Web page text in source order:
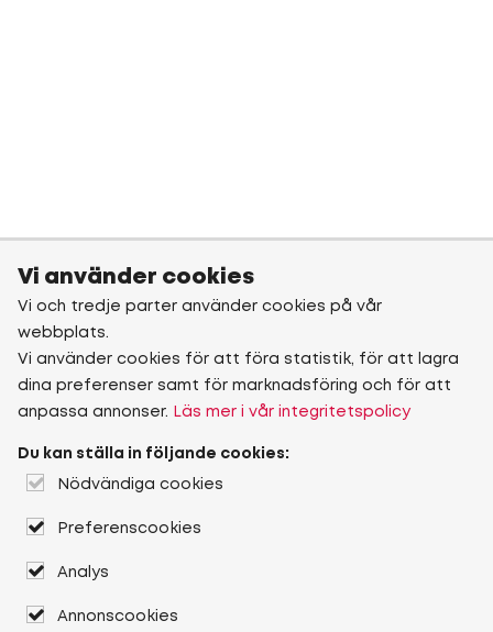
Vi använder cookies
Vi och tredje parter använder cookies på vår
webbplats.
Vi använder cookies för att föra statistik, för att lagra
dina preferenser samt för marknadsföring och för att
anpassa annonser.
Läs mer i vår integritetspolicy
Du kan ställa in följande cookies:
Nödvändiga cookies
Preferenscookies
Analys
Annonscookies